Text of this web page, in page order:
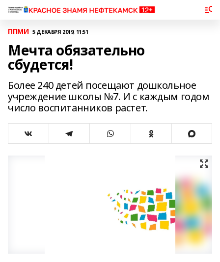
ППМИ 5 ДЕКАБРЯ 2019, 11:51
Мечта обязательно
сбудется!
Более 240 детей посещают дошкольное
учреждение школы №7. И с каждым годом
число воспитанников растет.